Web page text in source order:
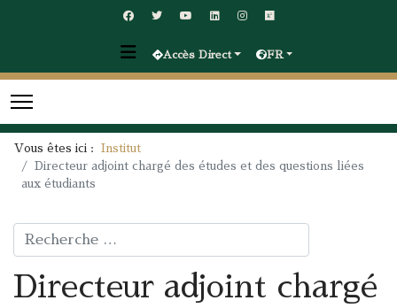
Accès Direct FR
Vous êtes ici : Institut
Directeur adjoint chargé des études et des questions liées
aux étudiants
Rechercher
Directeur adjoint chargé